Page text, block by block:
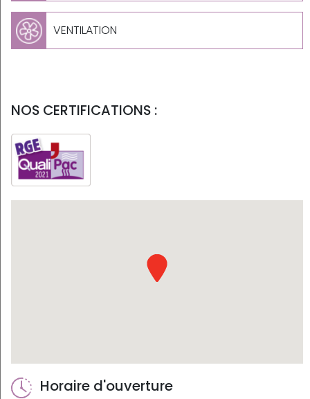
VENTILATION
NOS CERTIFICATIONS :
Horaire d'ouverture